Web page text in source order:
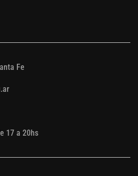
Fe
17 a 20hs